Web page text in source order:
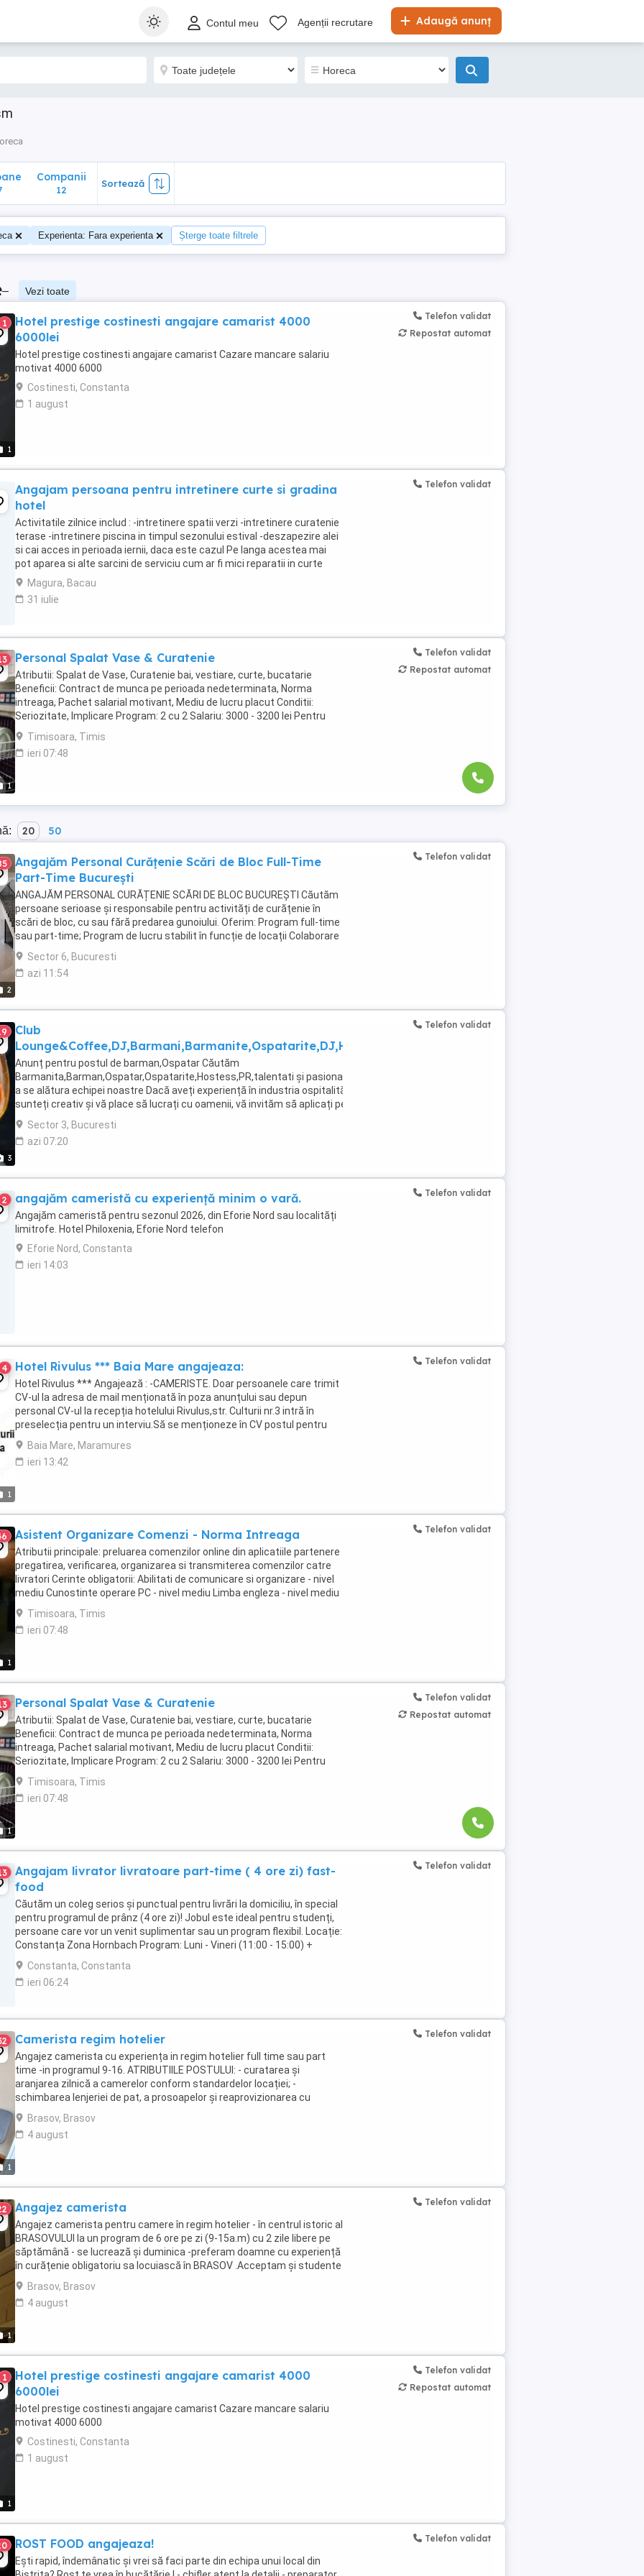
Adaugă anunț
Contul meu Agenții recrutare
Companii
12
Sortează
Experienta: Fara experienta Șterge toate filtrele
– Vezi toate
1
1
Hotel prestige costinesti angajare camarist 4000
6000lei
Hotel prestige costinesti angajare camarist Cazare mancare salariu
motivat 4000 6000
Costinesti, Constanta
1 august
Telefon validat
Repostat automat
Angajam persoana pentru intretinere curte si gradina
hotel
Activitatile zilnice includ : -intretinere spatii verzi -intretinere curatenie
terase -intretinere piscina in timpul sezonului estival -deszapezire alei
si cai acces in perioada iernii, daca este cazul Pe langa acestea mai
pot aparea si alte sarcini de serviciu cum ar fi mici reparatii in curte
Magura, Bacau
31 iulie
Telefon validat
1
Personal Spalat Vase & Curatenie
Atributii: Spalat de Vase, Curatenie bai, vestiare, curte, bucatarie
Beneficii: Contract de munca pe perioada nedeterminata, Norma
intreaga, Pachet salarial motivant, Mediu de lucru placut Conditii:
Seriozitate, Implicare Program: 2 cu 2 Salariu: 3000 - 3200 lei Pentru
detalii va rugam sa ne contactati ...
Timisoara, Timis
ieri 07:48
Telefon validat
Repostat automat
20 50
2
Angajăm Personal Curățenie Scări de Bloc Full-Time
Part-Time București
ANGAJĂM PERSONAL CURĂȚENIE SCĂRI DE BLOC BUCUREȘTI Căutăm
persoane serioase și responsabile pentru activități de curățenie în
scări de bloc, cu sau fără predarea gunoiului. Oferim: Program full-time
sau part-time; Program de lucru stabilit în funcție de locații Colaborare
pe termen lung; ...
Sector 6, Bucuresti
azi 11:54
Telefon validat
3
Club
Lounge&Coffee,DJ,Barmani,Barmanite,Ospatarite,DJ,Hostess
Anunț pentru postul de barman,Ospatar Căutăm
Barmanita,Barman,Ospatar,Ospatarite,Hostess,PR,talentati și pasionati pentru
a se alătura echipei noastre Dacă aveți experiență în industria ospitalității,
sunteți creativ și vă place să lucrați cu oamenii, vă invităm să aplicați pentru
acest post. Pentru ...
Sector 3, Bucuresti
azi 07:20
Telefon validat
2 angajăm cameristă cu experiență minim o vară.
Angajăm cameristă pentru sezonul 2026, din Eforie Nord sau localități
limitrofe. Hotel Philoxenia, Eforie Nord telefon
Eforie Nord, Constanta
ieri 14:03
Telefon validat
1
4 Hotel Rivulus *** Baia Mare angajeaza:
Hotel Rivulus *** Angajează : -CAMERISTE. Doar persoanele care trimit
CV-ul la adresa de mail menționată în poza anunțului sau depun
personal CV-ul la recepția hotelului Rivulus,str. Culturii nr.3 intră în
preselecția pentru un interviu.Să se menționeze în CV postul pentru
care se aplică.
Baia Mare, Maramures
ieri 13:42
Telefon validat
1
Asistent Organizare Comenzi - Norma Intreaga
Atributii principale: preluarea comenzilor online din aplicatiile partenere
pregatirea, verificarea, organizarea si transmiterea comenzilor catre
livratori Cerinte obligatorii: Abilitati de comunicare si organizare - nivel
mediu Cunostinte operare PC - nivel mediu Limba engleza - nivel mediu
Program: ...
Timisoara, Timis
ieri 07:48
Telefon validat
1
Personal Spalat Vase & Curatenie
Atributii: Spalat de Vase, Curatenie bai, vestiare, curte, bucatarie
Beneficii: Contract de munca pe perioada nedeterminata, Norma
intreaga, Pachet salarial motivant, Mediu de lucru placut Conditii:
Seriozitate, Implicare Program: 2 cu 2 Salariu: 3000 - 3200 lei Pentru
detalii va rugam sa ne contactati ...
Timisoara, Timis
ieri 07:48
Telefon validat
Repostat automat
Angajam livrator livratoare part-time ( 4 ore zi) fast-
food
Căutăm un coleg serios și punctual pentru livrări la domiciliu, în special
pentru programul de prânz (4 ore zi)! Jobul este ideal pentru studenți,
persoane care vor un venit suplimentar sau un program flexibil. Locație:
Constanța Zona Hornbach Program: Luni - Vineri (11:00 - 15:00) +
disponibilitate ...
Constanta, Constanta
ieri 06:24
Telefon validat
1
Camerista regim hotelier
Angajez camerista cu experiența in regim hotelier full time sau part
time -in programul 9-16. ATRIBUTIILE POSTULUI: - curatarea și
aranjarea zilnică a camerelor conform standardelor locației; -
schimbarea lenjeriei de pat, a prosoapelor și reaprovizionarea cu
produse de igienă; - verificarea inventarului ...
Brasov, Brasov
4 august
Telefon validat
1
Angajez camerista
Angajez camerista pentru camere în regim hotelier - în centrul istoric al
BRASOVULUI la un program de 6 ore pe zi (9-15a.m) cu 2 zile libere pe
săptămână - se lucrează și duminica -preferam doamne cu experiență
în curățenie obligatoriu sa locuiască în BRASOV .Acceptam și studente
sau pensionare în program ...
Brasov, Brasov
4 august
Telefon validat
1
1
Hotel prestige costinesti angajare camarist 4000
6000lei
Hotel prestige costinesti angajare camarist Cazare mancare salariu
motivat 4000 6000
Costinesti, Constanta
1 august
Telefon validat
Repostat automat
ROST FOOD angajeaza!
Ești rapid, îndemânatic și vrei să faci parte din echipa unui local din
Telefon validat